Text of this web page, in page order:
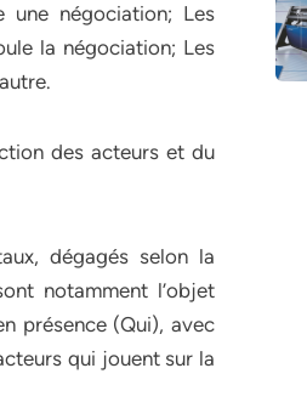
négociation; Les
la négociation; Les
des acteurs et du
dégagés selon la
notamment l’objet
présence (Qui), avec
qui jouent sur la